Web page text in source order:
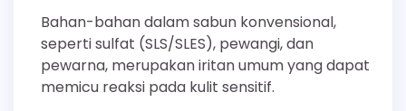
Bahan-bahan dalam sabun konvensional,
seperti sulfat (SLS/SLES), pewangi, dan
pewarna, merupakan iritan umum yang dapat
memicu reaksi pada kulit sensitif.